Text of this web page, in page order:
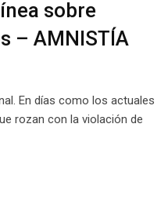
sobre
– AMNISTÍA
En días como los actuales
rozan con la violación de